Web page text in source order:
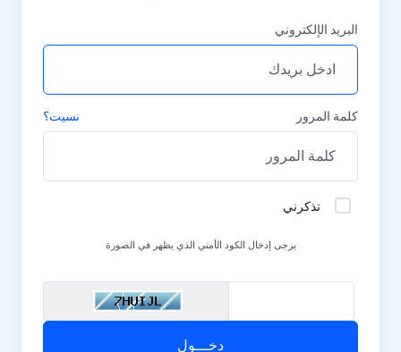
البريد الإلكتروني
كلمة المرور نسيت؟
تذكرني
يرجى إدخال الكود الأمني الذي يظهر في الصورة
دخـــول